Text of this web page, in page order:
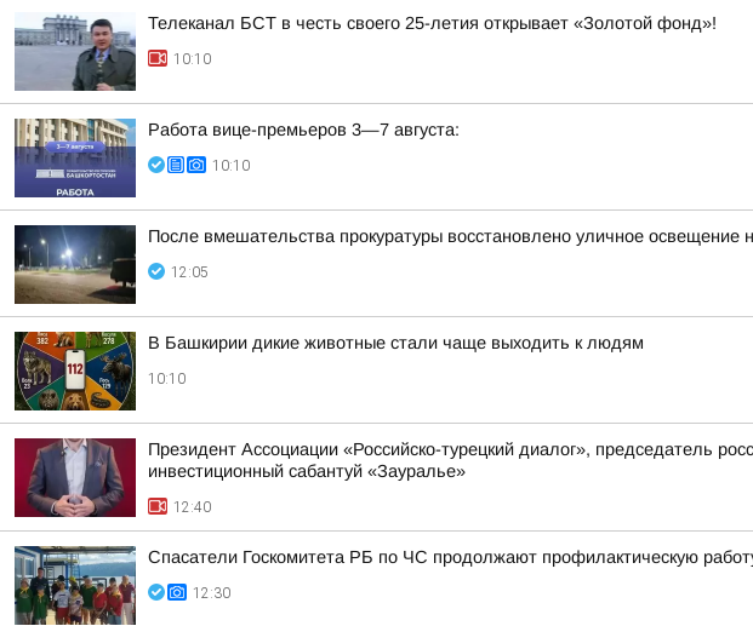
Телеканал БСТ в честь своего 25-летия открывает «Золотой фонд»!
10:10
Работа вице-премьеров 3—7 августа:
10:10
После вмешательства прокуратуры восстановлено уличное освещение
12:05
В Башкирии дикие животные стали чаще выходить к людям
10:10
Президент Ассоциации «Российско-турецкий диалог», председатель
инвестиционный сабантуй «Зауралье»
12:40
Спасатели Госкомитета РБ по ЧС продолжают профилактическую
12:30